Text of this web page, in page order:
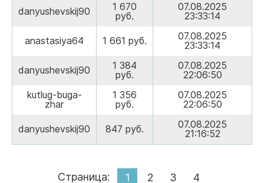
danyushevskij90
1 670
руб.
07.08.2025
23:33:14
anastasiya64 1 661 руб.
07.08.2025
23:33:14
danyushevskij90
1 384
руб.
07.08.2025
22:06:50
kutlug-buga-
zhar
1 356
руб.
07.08.2025
22:06:50
danyushevskij90 847 руб.
07.08.2025
21:16:52
Страница: 1 2 3 4